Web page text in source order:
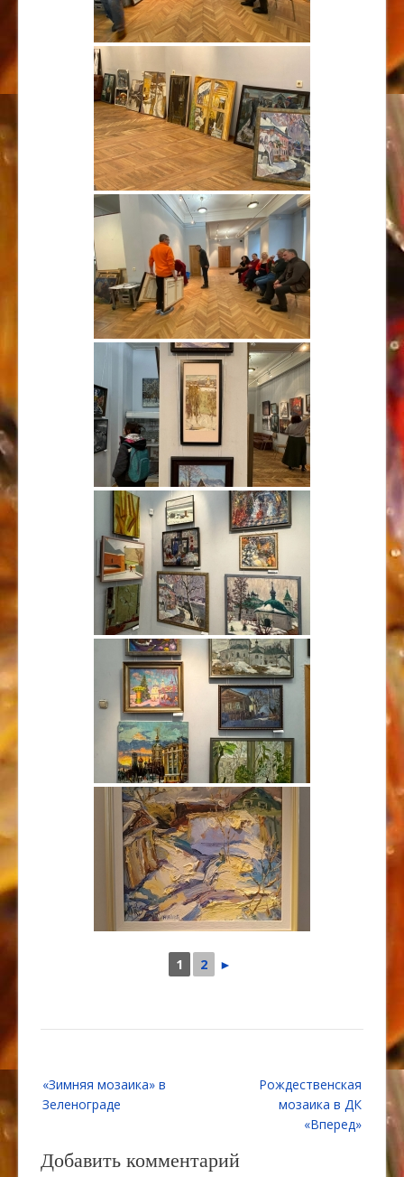
1 2 ►
по
записям
«Зимняя мозаика» в
Зеленограде
Рождественская
мозаика в ДК
«Вперед»
Добавить комментарий